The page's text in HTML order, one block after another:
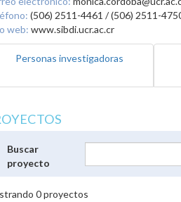
(506) 2511-4461 / (506) 2511-
web: www.sibdi.ucr.ac.cr
Personas investigadoras
Buscar
proyecto
0proyectos